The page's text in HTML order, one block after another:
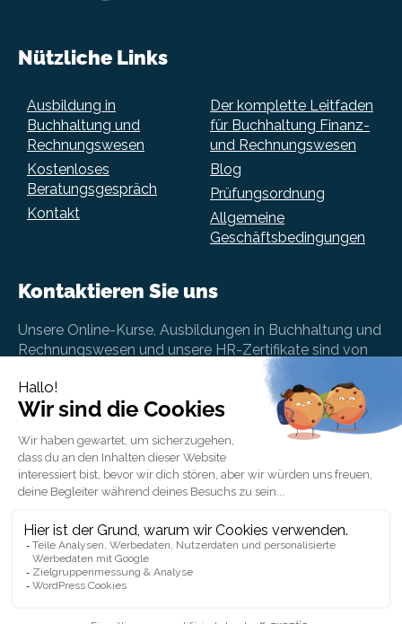
Nützliche Links
Ausbildung in
Buchhaltung und
Rechnungswesen
Kostenloses
Beratungsgespräch
Kontakt
Der komplette Leitfaden
für Buchhaltung Finanz-
und Rechnungswesen
Blog
Prüfungsordnung
Allgemeine
Geschäftsbedingungen
Kontaktieren Sie uns
Unsere Online-Kurse, Ausbildungen in Buchhaltung und
Rechnungswesen und unsere HR-Zertifikate sind von
der Schweiz aus erreichbar, aber auch aus der ganzen
Welt.
+41 (0)43 588 21 33
BetterStudy AG, Strehlgasse 2, 8001 Zürich,
Schweiz
BetterStudy SA, Rue de Chantepoulet 10, 1201
Genève, Suisse